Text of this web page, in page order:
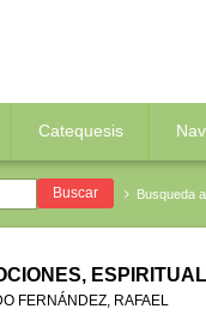
Catequesis
Busqueda
FERNÁNDEZ, RAFAEL